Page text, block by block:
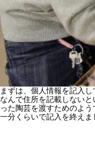
まずは、個人情報を記入し
なんで住所を記載しない
った陶芸を渡すためのよう
一分くらいで記入を終えま